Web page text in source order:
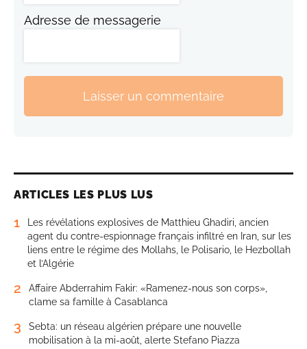
Adresse de messagerie
Laisser un commentaire
ARTICLES LES PLUS LUS
1
Les révélations explosives de Matthieu Ghadiri, ancien
agent du contre-espionnage français infiltré en Iran, sur les
liens entre le régime des Mollahs, le Polisario, le Hezbollah
et l’Algérie
2
Affaire Abderrahim Fakir: «Ramenez-nous son corps»,
clame sa famille à Casablanca
3
Sebta: un réseau algérien prépare une nouvelle
mobilisation à la mi-août, alerte Stefano Piazza